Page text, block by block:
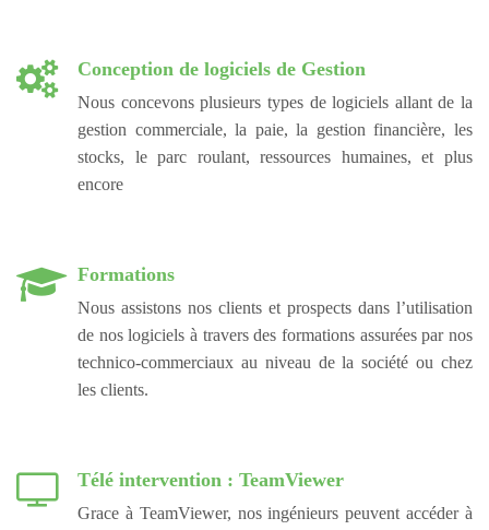
Conception de logiciels de Gestion
Nous concevons plusieurs types de logiciels allant de la
gestion commerciale, la paie, la gestion financière, les
stocks, le parc roulant, ressources humaines, et plus
encore
Formations
Nous assistons nos clients et prospects dans l’utilisation
de nos logiciels à travers des formations assurées par nos
technico-commerciaux au niveau de la société ou chez
les clients.
Télé intervention : TeamViewer
Grace à TeamViewer, nos ingénieurs peuvent accéder à